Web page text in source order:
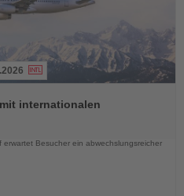
internationalen
Besucher ein abwechslungsreicher